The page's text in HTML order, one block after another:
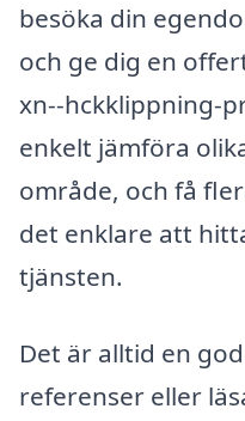
besöka din
och ge dig en
xn--hckklippning-
enkelt jämföra
område, och få
det enklare att
tjänsten.
Det är alltid en
referenser eller